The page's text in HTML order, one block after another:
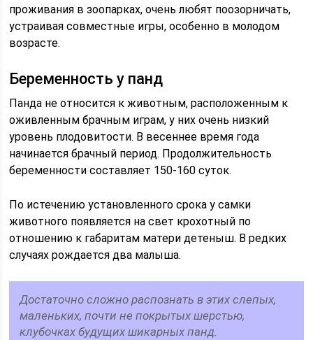
проживания в зоопарках, очень любят поозорничать,
устраивая совместные игры, особенно в молодом
возрасте.
Беременность у панд
Панда не относится к животным, расположенным к
оживленным брачным играм, у них очень низкий
уровень плодовитости. В весеннее время года
начинается брачный период. Продолжительность
беременности составляет 150-160 суток.
По истечению установленного срока у самки
животного появляется на свет крохотный по
отношению к габаритам матери детеныш. В редких
случаях рождается два малыша.
Достаточно сложно распознать в этих слепых,
маленьких, почти не покрытых шерстью,
клубочках будущих шикарных панд.